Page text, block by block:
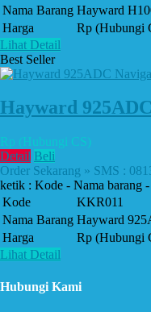
Nama Barang Hayward
Harga
Rp (Hubungi
Lihat Detail
Best Seller
Hayward
Rp (Hubungi CS)
Detail Beli
Order Sekarang » SMS :
ketik : Kode - Nama barang
Kode
KKR011
Nama Barang Hayward
Harga
Rp (Hubungi
Lihat Detail
Hubungi Kami